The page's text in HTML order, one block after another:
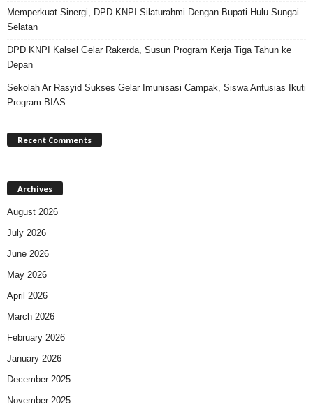
Memperkuat Sinergi, DPD KNPI Silaturahmi Dengan Bupati Hulu Sungai
Selatan
DPD KNPI Kalsel Gelar Rakerda, Susun Program Kerja Tiga Tahun ke
Depan
Sekolah Ar Rasyid Sukses Gelar Imunisasi Campak, Siswa Antusias Ikuti
Program BIAS
Recent Comments
Archives
August 2026
July 2026
June 2026
May 2026
April 2026
March 2026
February 2026
January 2026
December 2025
November 2025